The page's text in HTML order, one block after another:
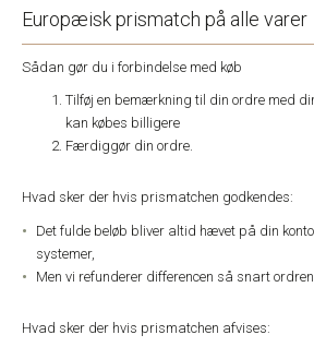
Europæisk prismatch på alle varer
Sådan gør du i forbindelse med køb
Tilføj en bemærkning til din ordre med
kan købes billigere
Færdiggør din ordre.
Hvad sker der hvis prismatchen godkendes:
Det fulde beløb bliver altid hævet på din
systemer,
Men vi refunderer differencen så snart
Hvad sker der hvis prismatchen afvises: